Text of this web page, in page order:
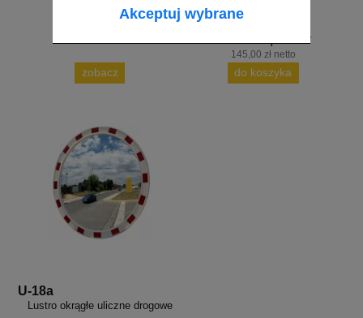
Akceptuj wybrane
zobacz
od 178,35 zł
145,00 zł netto
do koszyka
U-18a
Lustro okrągłe uliczne drogowe